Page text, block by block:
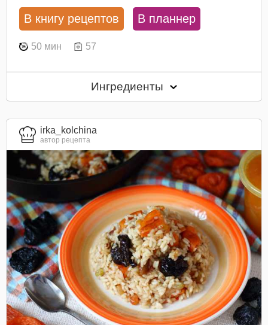
В книгу рецептов В планнер
50 мин 57
Ингредиенты
irka_kolchina
автор рецепта